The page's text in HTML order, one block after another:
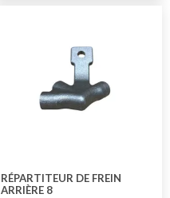
RÉPARTITEUR DE FREIN
ARRIÈRE 8